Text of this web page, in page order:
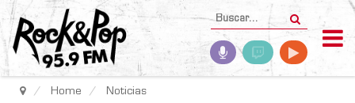
Home Noticias